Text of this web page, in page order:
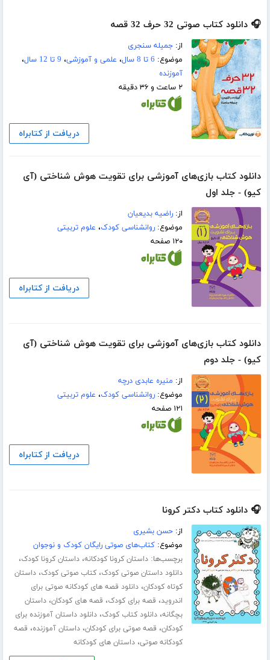
🎧 دانلود کتاب صوتی 32 حرف 32 قصه
از:جمیله سنجری
موضوع: 6 تا 8 سال ، علمی و آموزشی، 9 تا 12 سال
،
آموزنده
۲ ساعت و ۳۶ دقیقه
دریافت از کتابراه
دانلود کتاب بازی‌های آموزشی برای تقویت هوش شناختی (آی
کیو) - جلد اول
از:راضیه بدیعیان
موضوع:روانشناسی کودک، علوم تربیتی
۱۲۰ صفحه
دریافت از کتابراه
دانلود کتاب بازی‌های آموزشی برای تقویت هوش شناختی (آی
کیو) - جلد دوم
از: منیره عابدی درچه
موضوع:روانشناسی کودک، علوم تربیتی
۱۲۱ صفحه
دریافت از کتابراه
🎧 دانلود کتاب دکتر کرونا
از:حسن بشیری
موضوع:کتاب‌های صوتی رایگان کودک و نوجوان
برچسب‌ها:داستان کرونا کودکانه،داستان کرونا کودک،
دانلود داستان صوتی کودک،کتاب صوتی کودک،داستان
کوتاه کودکان،دانلود قصه های کودکانه صوتی برای
اندروید، قصه برای کودک، قصه های کودکان،داستان
بچگانه،دانلود کتاب کودک،دانلود داستان آموزنده برای
کودکان، قصه صوتی برای کودکان،داستان آموزنده، قصه
کودکانه صوتی،داستان های کودکانه